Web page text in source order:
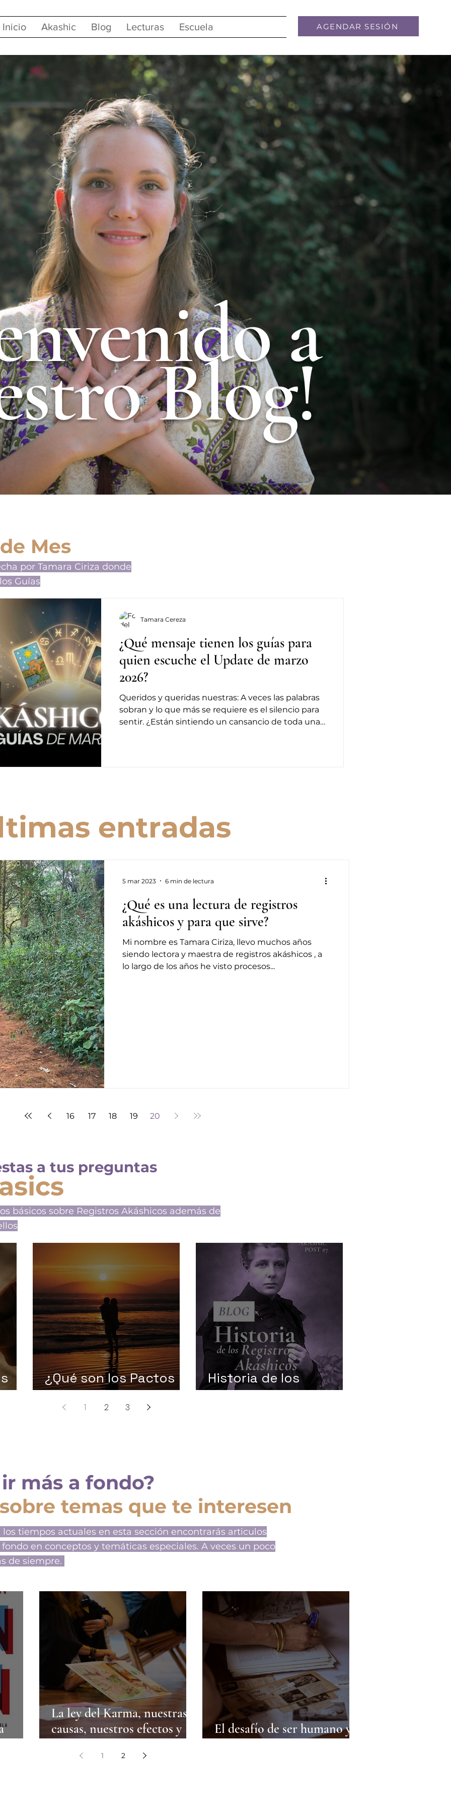
Inicio Akashic Blog Lecturas Escuela AGENDAR SESIÓN
a
Blog!
Mes
por Tamara Ciriza donde
Guías
¿Qué mensaje tienen los guías para
quien escuche el Update de marzo
2026?
Queridos y queridas nuestras: A veces las palabras
sobran y lo que más se requiere es el silencio para
sentir. ¿Están sintiendo un cansancio de toda una
movimi
Tamara Cereza
¿Qué es una lectura de registros
akáshicos y para que sirve?
Mi nombre es Tamara Ciriza, llevo muchos años
siendo lectora y maestra de registros akáshicos , a
lo largo de los años he visto procesos...
5 mar 2023 6 min de lectura
16 17 18 19 20
entradas
a tus preguntas
básicos sobre Registros Akáshicos además de
¿Qué son los Pactos
del Alma?
Historia de los
Registros Akáshicos
1 2 3
más a fondo?
temas que te interesen
tiempos actuales en esta sección encontrarás articulos
en conceptos y temáticas especiales. A veces un poco
de siempre.
La ley del Karma, nuestras
causas, nuestros efectos y
cambio.
El desafío de ser humano y
1 2